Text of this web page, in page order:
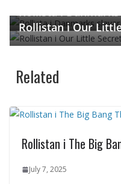
Rollista i
Rollistan i Our
Related
Rollistan i The Big
July 7, 2025